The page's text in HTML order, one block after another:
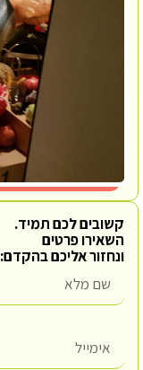
קשובים לכם תמיד.
השאירו פרטים
ונחזור אליכם בהקדם: